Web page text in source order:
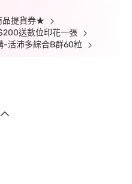
品提貨券★
送數位印花一張
-活沛多綜合B群60粒